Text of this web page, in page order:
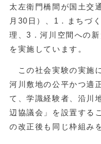
太左衛門橋間が国土交
月30日）、1．まちづ
理、3．河川空間への
を実施しています。
この社会実験の実施
河川敷地の公平かつ適
て、学識経験者、沿川
辺協議会」を設置する
の改正後も同じ枠組み